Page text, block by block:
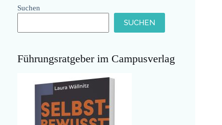
Suchen
SUCHEN
Führungsratgeber im Campusverlag